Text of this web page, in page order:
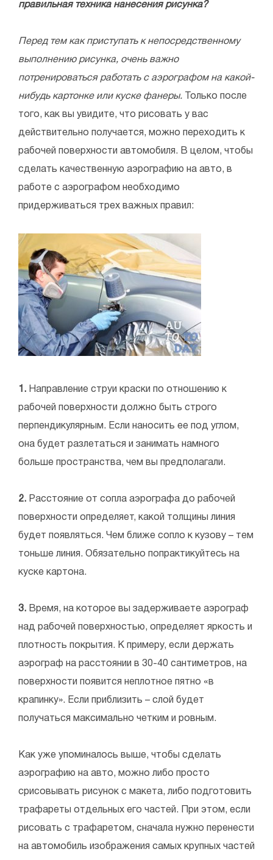
правильная техника нанесения рисунка?
Перед тем как приступать к непосредственному
выполнению рисунка, очень важно
потренироваться работать с аэрографом на какой-
нибудь картонке или куске фанеры. Только после
того, как вы увидите, что рисовать у вас
действительно получается, можно переходить к
рабочей поверхности автомобиля. В целом, чтобы
сделать качественную аэрографию на авто, в
работе с аэрографом необходимо
придерживаться трех важных правил:
1. Направление струи краски по отношению к
рабочей поверхности должно быть строго
перпендикулярным. Если наносить ее под углом,
она будет разлетаться и занимать намного
больше пространства, чем вы предполагали.
2. Расстояние от сопла аэрографа до рабочей
поверхности определяет, какой толщины линия
будет появляться. Чем ближе сопло к кузову – тем
тоньше линия. Обязательно попрактикуйтесь на
куске картона.
3. Время, на которое вы задерживаете аэрограф
над рабочей поверхностью, определяет яркость и
плотность покрытия. К примеру, если держать
аэрограф на расстоянии в 30-40 сантиметров, на
поверхности появится неплотное пятно «в
крапинку». Если приблизить – слой будет
получаться максимально четким и ровным.
Как уже упоминалось выше, чтобы сделать
аэрографию на авто, можно либо просто
срисовывать рисунок с макета, либо подготовить
трафареты отдельных его частей. При этом, если
рисовать с трафаретом, сначала нужно перенести
на автомобиль изображения самых крупных частей